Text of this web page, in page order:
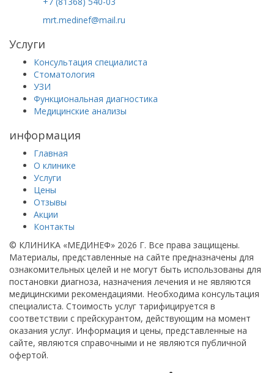
mrt.medinef@mail.ru
Услуги
Консультация специалиста
Стоматология
УЗИ
Функциональная диагностика
Медицинские анализы
информация
Главная
О клинике
Услуги
Цены
Отзывы
Акции
Контакты
© КЛИНИКА «МЕДИНЕФ» 2026 Г. Все права защищены.
Материалы, представленные на сайте предназначены для
ознакомительных целей и не могут быть использованы для
постановки диагноза, назначения лечения и не являются
медицинскими рекомендациями. Необходима консультация
специалиста. Стоимость услуг тарифицируется в
соответствии с прейскурантом, действующим на момент
оказания услуг. Информация и цены, представленные на
сайте, являются справочными и не являются публичной
офертой.